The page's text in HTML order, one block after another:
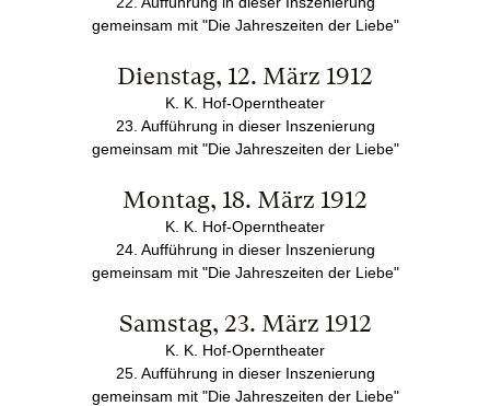
gemeinsam mit "Die Jahreszeiten der Liebe"
Dienstag, 12. März 1912
K. K. Hof-Operntheater
23. Aufführung in dieser Inszenierung
gemeinsam mit "Die Jahreszeiten der Liebe"
Montag, 18. März 1912
K. K. Hof-Operntheater
24. Aufführung in dieser Inszenierung
gemeinsam mit "Die Jahreszeiten der Liebe"
Samstag, 23. März 1912
K. K. Hof-Operntheater
25. Aufführung in dieser Inszenierung
gemeinsam mit "Die Jahreszeiten der Liebe"